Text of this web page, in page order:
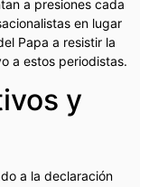
a presiones cada
en lugar
Papa a resistir la
a estos periodistas.
y
a la declaración